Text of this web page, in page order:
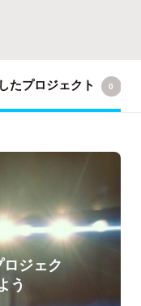
たプロジェクト 0
ジェク
う